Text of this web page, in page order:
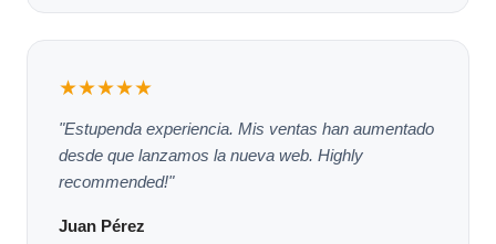
★★★★★
"Estupenda experiencia. Mis ventas han aumentado
desde que lanzamos la nueva web. Highly
recommended!"
Juan Pérez